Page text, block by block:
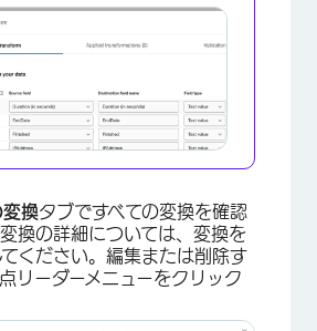
変換タブですべての変換を確認
換の詳細については、変換を
ください。編集または削除す
リーダーメニューをクリック